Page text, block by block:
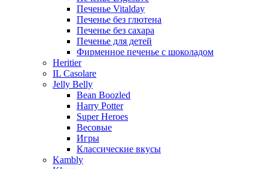
Печенье Vitalday
Печенье без глютена
Печенье без сахара
Печенье для детей
Фирменное печенье с шоколадом
Heritier
IL Casolare
Jelly Belly
Bean Boozled
Harry Potter
Super Heroes
Весовые
Игры
Классические вкусы
Kambly